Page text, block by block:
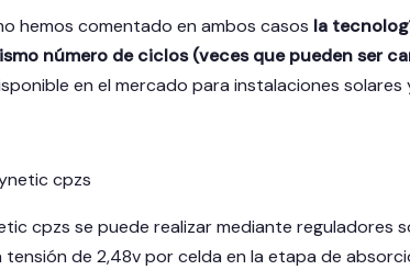
hemos comentado en ambos casos la
número de ciclos (veces que pueden ser
en el mercado para instalaciones
cpzs
cpzs se puede realizar mediante reguladores
de 2,48v por celda en la etapa de